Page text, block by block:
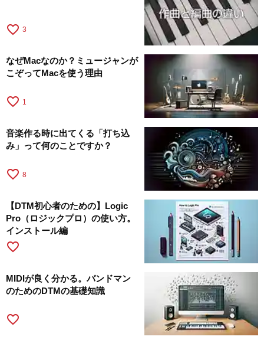
favorite_border 3
なぜMacなのか？ミュージャンが
こぞってMacを使う理由
favorite_border 1
音楽作る時に出てくる「打ち込
み」って何のことですか？
favorite_border 8
【DTM初心者のための】Logic
Pro（ロジックプロ）の使い方。
インストール編
favorite_border
MIDIが良く分かる。バンドマン
のためのDTMの基礎知識
favorite_border